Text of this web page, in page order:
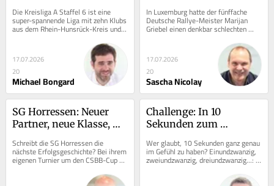
Die Kreisliga A Staffel 6 ist eine
super-spannende Liga mit zehn Klubs
aus dem Rhein-Hunsrück-Kreis und
17.07.2026
20
Michael Bongard
In Luxemburg hatte der fünffache
Deutsche Rallye-Meister Marijan
Griebel einen denkbar schlechten
17.07.2026
20
Sascha Nicolay
SG Horressen: Neuer
Partner, neue Klasse,
Schreibt die SG Horressen die
nächste Erfolgsgeschichte? Bei ihrem
eigenen Turnier um den CSBB-Cup
treten die Gastgeber im Feld der
Challenge: In 10
Sekunden zum
Wer glaubt, 10 Sekunden ganz genau
im Gefühl zu haben? Einundzwanzig,
zweiundzwanzig, dreiundzwanzig...:
Man kann schon mal üben und dann